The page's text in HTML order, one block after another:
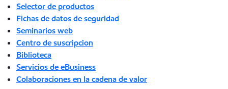
Selector de productos
Fichas de datos de seguridad
Seminarios web
Centro de suscripcion
Biblioteca
Servicios de eBusiness
Colaboraciones en la cadena de valor